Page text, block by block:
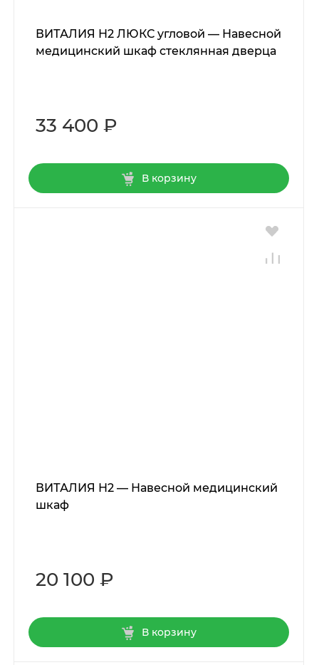
ВИТАЛИЯ Н2 ЛЮКС угловой — Навесной
медицинский шкаф стеклянная дверца
33 400 ₽
В корзину
ВИТАЛИЯ Н2 — Навесной медицинский
шкаф
20 100 ₽
В корзину